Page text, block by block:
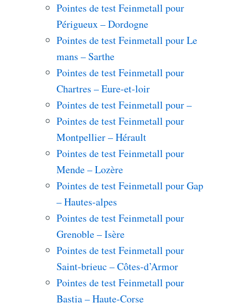
Pointes de test Feinmetall pour
Périgueux – Dordogne
Pointes de test Feinmetall pour Le
mans – Sarthe
Pointes de test Feinmetall pour
Chartres – Eure-et-loir
Pointes de test Feinmetall pour –
Pointes de test Feinmetall pour
Montpellier – Hérault
Pointes de test Feinmetall pour
Mende – Lozère
Pointes de test Feinmetall pour Gap
– Hautes-alpes
Pointes de test Feinmetall pour
Grenoble – Isère
Pointes de test Feinmetall pour
Saint-brieuc – Côtes-d’Armor
Pointes de test Feinmetall pour
Bastia – Haute-Corse